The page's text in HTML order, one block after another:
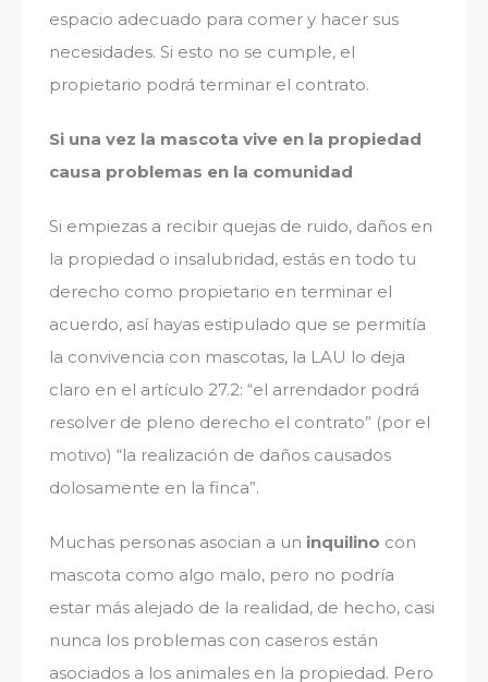
espacio adecuado para comer y hacer sus
necesidades. Si esto no se cumple, el
propietario podrá terminar el contrato.
Si una vez la mascota vive en la propiedad
causa problemas en la comunidad
Si empiezas a recibir quejas de ruido, daños en
la propiedad o insalubridad, estás en todo tu
derecho como propietario en terminar el
acuerdo, así hayas estipulado que se permitía
la convivencia con mascotas, la LAU lo deja
claro en el artículo 27.2: “el arrendador podrá
resolver de pleno derecho el contrato” (por el
motivo) “la realización de daños causados
dolosamente en la finca”.
Muchas personas asocian a un inquilino con
mascota como algo malo, pero no podría
estar más alejado de la realidad, de hecho, casi
nunca los problemas con caseros están
asociados a los animales en la propiedad. Pero